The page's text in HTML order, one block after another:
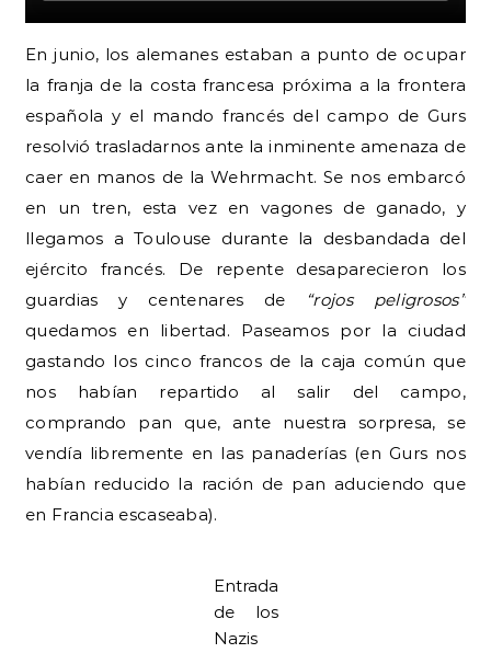
En junio, los alemanes estaban a punto de ocupar
la franja de la costa francesa próxima a la frontera
española y el mando francés del campo de Gurs
resolvió trasladarnos ante la inminente amenaza de
caer en manos de la Wehrmacht. Se nos embarcó
en un tren, esta vez en vagones de ganado, y
llegamos a Toulouse durante la desbandada del
ejército francés. De repente desaparecieron los
guardias y centenares de
“rojos peligrosos”
quedamos en libertad. Paseamos por la ciudad
gastando los cinco francos de la caja común que
nos habían repartido al salir del campo,
comprando pan que, ante nuestra sorpresa, se
vendía libremente en las panaderías (en Gurs nos
habían reducido la ración de pan aduciendo que
en Francia escaseaba).
Entrada
de los
Nazis